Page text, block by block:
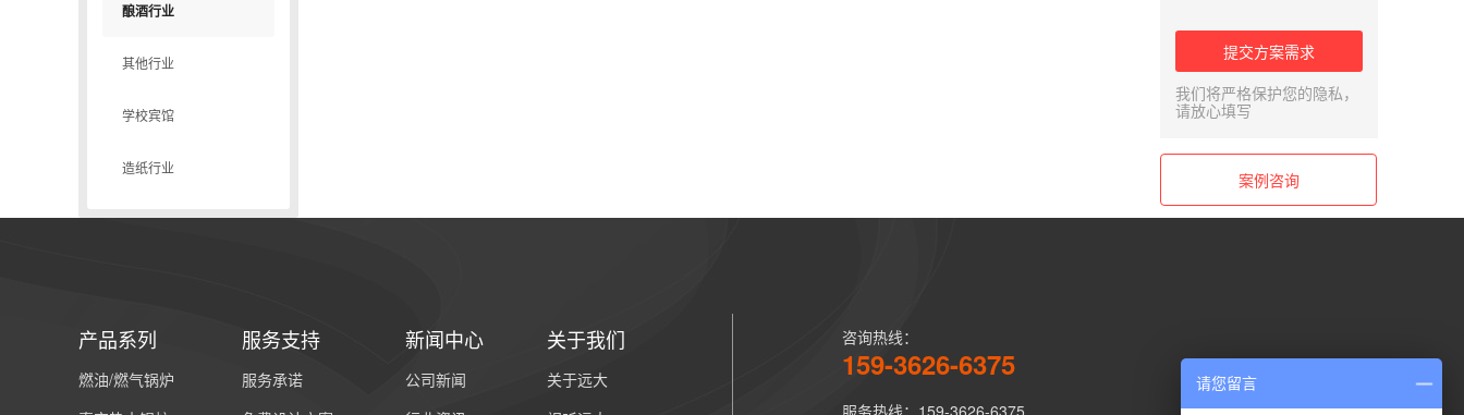
酿酒行业
其他行业
学校宾馆
造纸行业
提交方案需求
我们将严格保护您的隐私，
请放心填写
案例咨询
产品系列
燃油/燃气锅炉
服务支持
服务承诺
新闻中心
公司新闻
关于我们
关于远大
咨询热线：
159-3626-6375
服务热线：159-3626-6375
请您留言